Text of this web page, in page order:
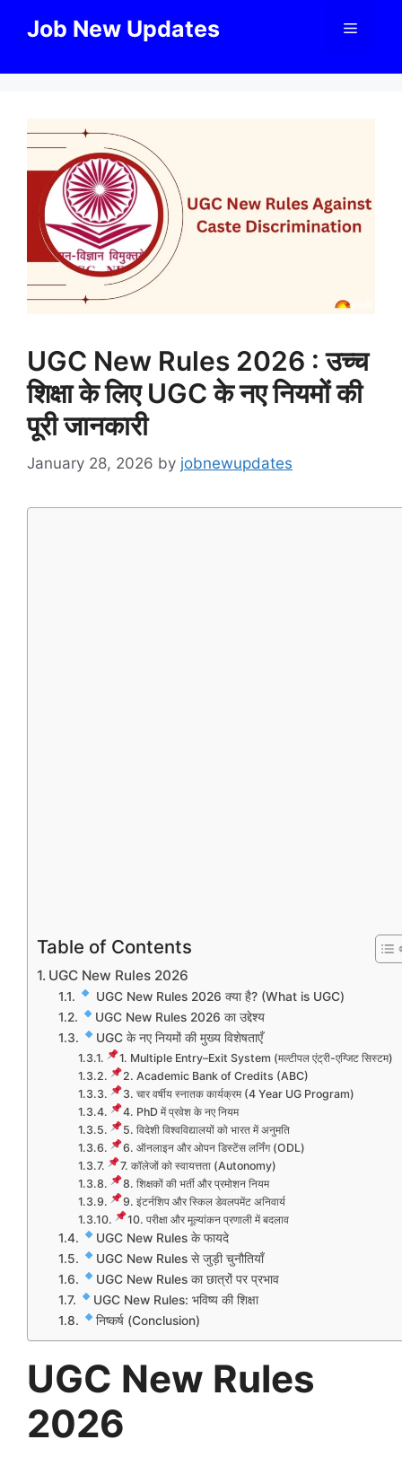
contentJob New Updates Menu
UGC New Rules 2026 : उच्च
शिक्षा के लिए UGC के नए नियमों की
पूरी जानकारी
January 28, 2026 by jobnewupdates
Table of Contents
UGC New Rules 2026
UGC New Rules 2026 क्या है? (What is UGC)
UGC New Rules 2026 का उद्देश्य
UGC के नए नियमों की मुख्य विशेषताएँ
1. Multiple Entry–Exit System (मल्टीपल एंट्री-एग्जिट सिस्टम)
2. Academic Bank of Credits (ABC)
3. चार वर्षीय स्नातक कार्यक्रम (4 Year UG Program)
4. PhD में प्रवेश के नए नियम
5. विदेशी विश्वविद्यालयों को भारत में अनुमति
6. ऑनलाइन और ओपन डिस्टेंस लर्निंग (ODL)
7. कॉलेजों को स्वायत्तता (Autonomy)
8. शिक्षकों की भर्ती और प्रमोशन नियम
9. इंटर्नशिप और स्किल डेवलपमेंट अनिवार्य
10. परीक्षा और मूल्यांकन प्रणाली में बदलाव
UGC New Rules के फायदे
UGC New Rules से जुड़ी चुनौतियाँ
UGC New Rules का छात्रों पर प्रभाव
UGC New Rules: भविष्य की शिक्षा
निष्कर्ष (Conclusion)
UGC New Rules
2026